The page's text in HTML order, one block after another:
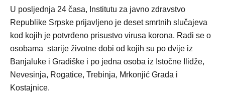
U posljednja 24 časa, Institutu za javno zdravstvo
Republike Srpske prijavljeno je deset smrtnih slučajeva
kod kojih je potvrđeno prisustvo virusa korona. Radi se o
osobama starije životne dobi od kojih su po dvije iz
Banjaluke i Gradiške i po jedna osoba iz Istočne Ilidže,
Nevesinja, Rogatice, Trebinja, Mrkonjić Grada i
Kostajnice.